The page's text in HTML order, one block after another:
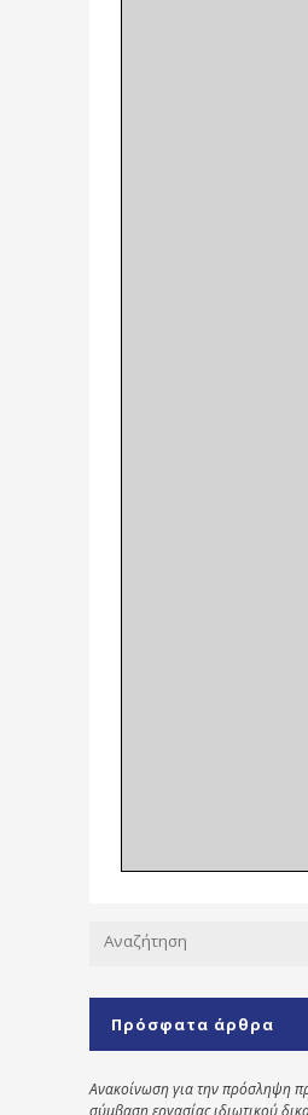
Πρόσφατα άρθρα
Ανακοίνωση για την πρόσληψη
σύμβαση εργασίας ιδιωτικού